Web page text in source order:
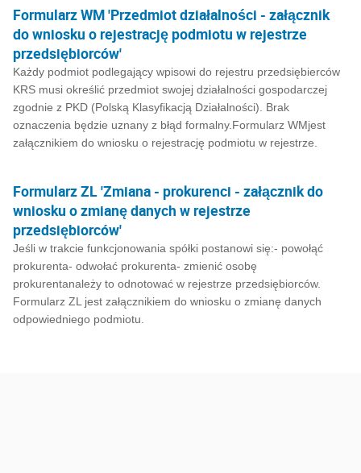
Formularz WM 'Przedmiot działalności - załącznik
do wniosku o rejestrację podmiotu w rejestrze
przedsiębiorców'
Każdy podmiot podlegający wpisowi do rejestru przedsiębierców
KRS musi określić przedmiot swojej działalności gospodarczej
zgodnie z PKD (Polską Klasyfikacją Działalności). Brak
oznaczenia będzie uznany z błąd formalny.Formularz WMjest
załącznikiem do wniosku o rejestrację podmiotu w rejestrze.
Formularz ZL 'Zmiana - prokurenci - załącznik do
wniosku o zmianę danych w rejestrze
przedsiębiorców'
Jeśli w trakcie funkcjonowania spółki postanowi się:- powołąć
prokurenta- odwołać prokurenta- zmienić osobę
prokurentanależy to odnotować w rejestrze przedsiębiorców.
Formularz ZL jest załącznikiem do wniosku o zmianę danych
odpowiedniego podmiotu.